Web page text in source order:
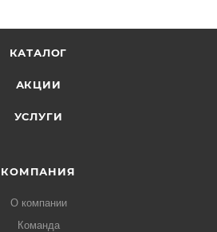
КАТАЛОГ
АКЦИИ
УСЛУГИ
КОМПАНИЯ
О компании
Команда